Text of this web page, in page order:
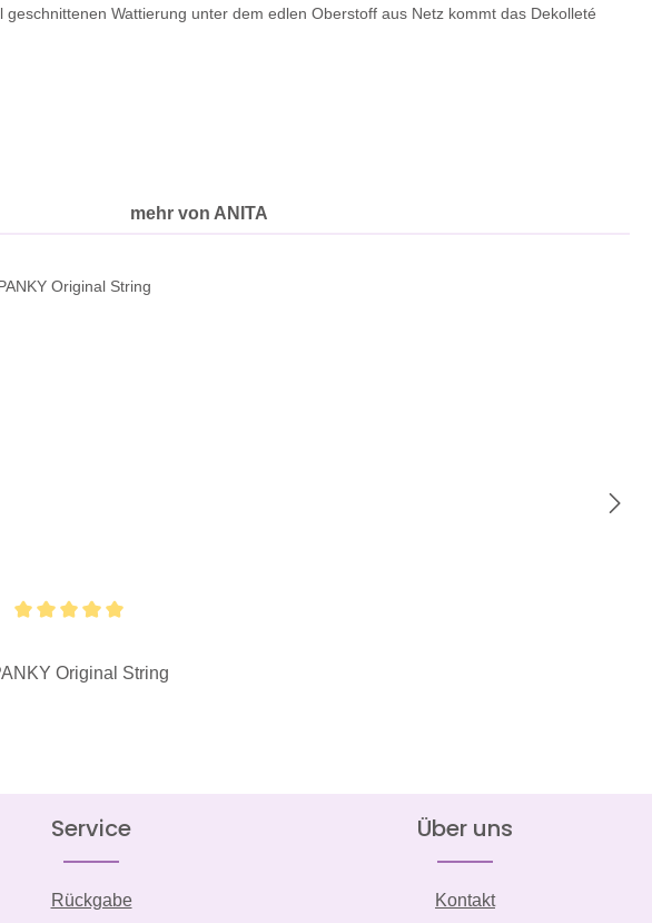
Wattierung unter dem edlen Oberstoff aus Netz kommt das Dekolleté
mehr von ANITA
Original String
Service
Rückgabe
Über uns
Kontakt